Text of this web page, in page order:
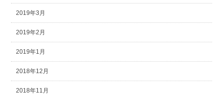
2019年3月
2019年2月
2019年1月
2018年12月
2018年11月